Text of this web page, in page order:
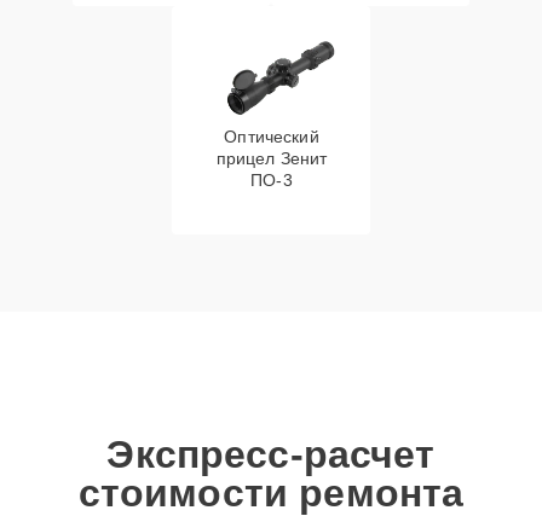
Оптический
прицел Зенит
ПО-3
Экспресс-расчет
стоимости ремонта